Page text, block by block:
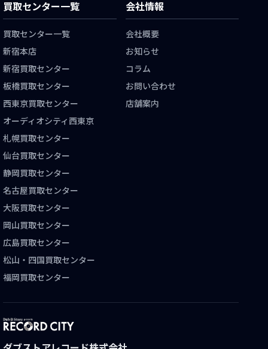
買取センター一覧
買取センター一覧
新宿本店
新宿買取センター
板橋買取センター
西東京買取センター
オーディオシティ西東京
札幌買取センター
仙台買取センター
静岡買取センター
名古屋買取センター
大阪買取センター
岡山買取センター
広島買取センター
松山・四国買取センター
福岡買取センター
会社情報
会社概要
お知らせ
コラム
お問い合わせ
店舗案内